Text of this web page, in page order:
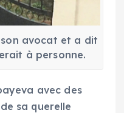
son avocat et a dit
à personne.
avec des
sa querelle